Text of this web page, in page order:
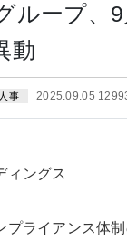
ループ、
動
人事 2025.09.05
ィングス
ライアンス体